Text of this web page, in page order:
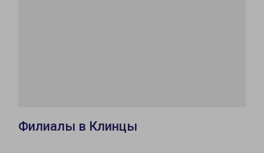
Филиалы в Клинцы